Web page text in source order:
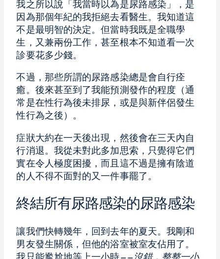
我之所以說「我當時以為是尿路感染」，是
因為那個年紀的我拒絕去看醫生。我知道這
不是最明智的決定。但當時我既是全職學
生，又兼兩份工作，甚至根本不知道看一次
診要花多少錢。
不過，那些所謂的尿路感染總是會自行痊
癒。後來甚至到了我能預測發作的程度（通
常是在性行為後未排尿，或是與新伴侶發生
性行為之後）。
症狀大約在一天後出現，然後會在三天內自
行消退。我從未對此多加思索，只覺得它們
實在令人極度困擾，而且這不過是擁有陰道
的人不得不面對的又一件事罷了。
終結所有尿路感染的尿路感染
讓我們快轉幾年，回到去年的夏天。我剛和
男友發生關係，但他的浴室被室友佔用了。